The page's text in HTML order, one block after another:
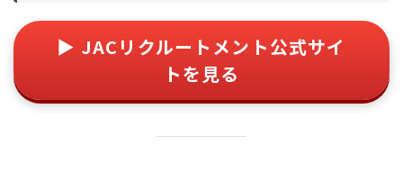
▶ JACリクルートメント公式サイ
トを見る